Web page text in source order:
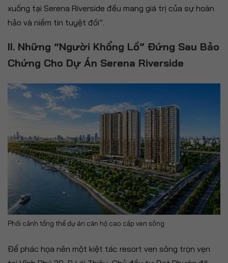
xuống tại Serena Riverside đều mang giá trị của sự hoàn
hảo và niềm tin tuyệt đối”.
II. Những “Người Khổng Lồ” Đứng Sau Bảo
Chứng Cho Dự Án Serena Riverside
Phối cảnh tổng thể dự án căn hộ cao cấp ven sông
Để phác họa nên một kiệt tác resort ven sông trọn vẹn